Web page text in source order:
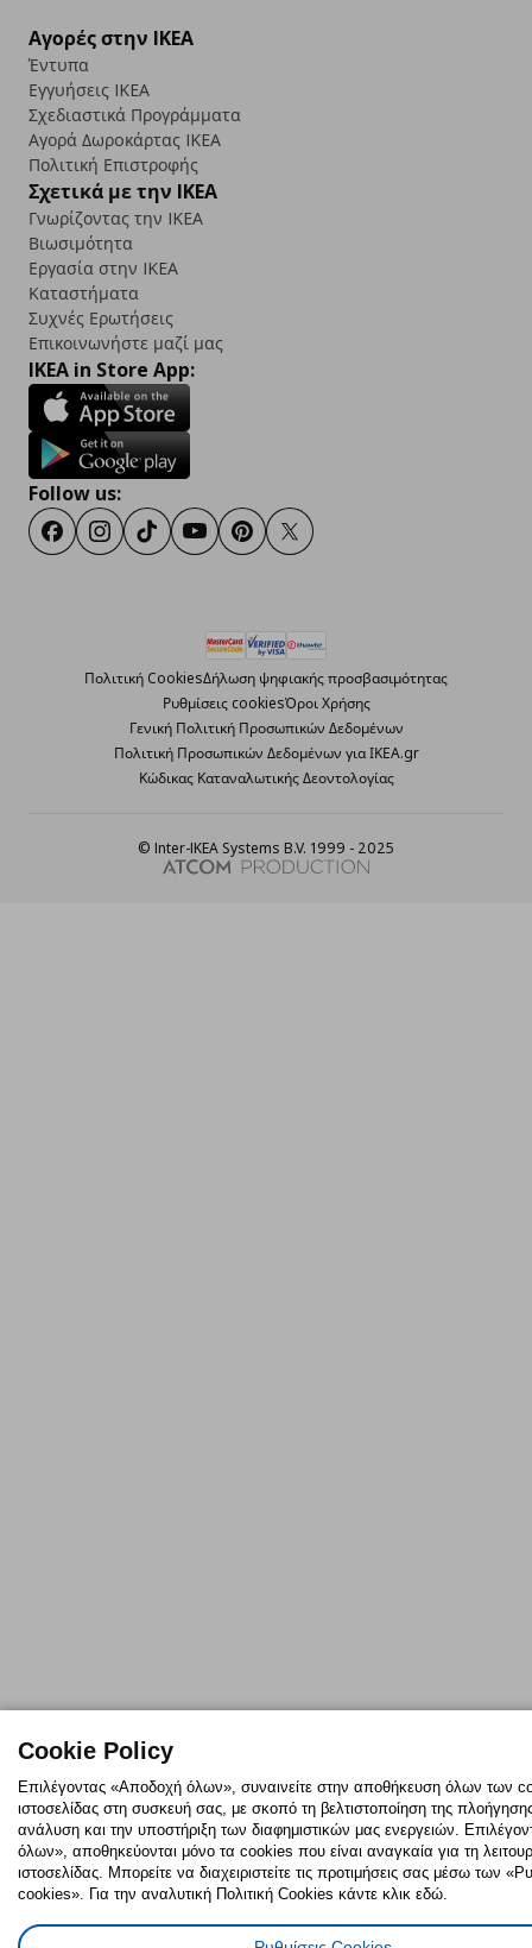
Αγορές στην IKEA
Έντυπα
Εγγυήσεις IKEA
Σχεδιαστικά Προγράμματα
Αγορά Δωρoκάρτας IKEA
Πολιτική Επιστροφής
Σχετικά με την IKEA
Γνωρίζοντας την IKEA
Βιωσιμότητα
Εργασία στην IKEA
Καταστήματα
Συχνές Ερωτήσεις
Επικοινωνήστε μαζί μας
IKEA in Store App:
Follow us:
FacebookInstagram
TikTokYoutubePinterestTwitter
Πολιτική CookiesΔήλωση ψηφιακής προσβασιμότητας
Ρυθμίσεις cookiesΌροι Χρήσης
Γενική Πολιτική Προσωπικών Δεδομένων
Πολιτική Προσωπικών Δεδομένων για ΙΚΕΑ.gr
Κώδικας Καταναλωτικής Δεοντολογίας
© Inter-IKEA Systems B.V. 1999 - 2025
Cookie Policy
Επιλέγοντας «Αποδοχή όλων», συναινείτε στην αποθήκευση όλων των
ιστοσελίδας στη συσκευή σας, με σκοπό τη βελτιστοποίηση της
ανάλυση και την υποστήριξη των διαφημιστικών μας ενεργειών.
όλων», αποθηκεύονται μόνο τα cookies που είναι αναγκαία για τη
ιστοσελίδας. Μπορείτε να διαχειριστείτε τις προτιμήσεις σας μέσω των
cookies». Για την αναλυτική Πολιτική Cookies κάντε κλικ εδώ.